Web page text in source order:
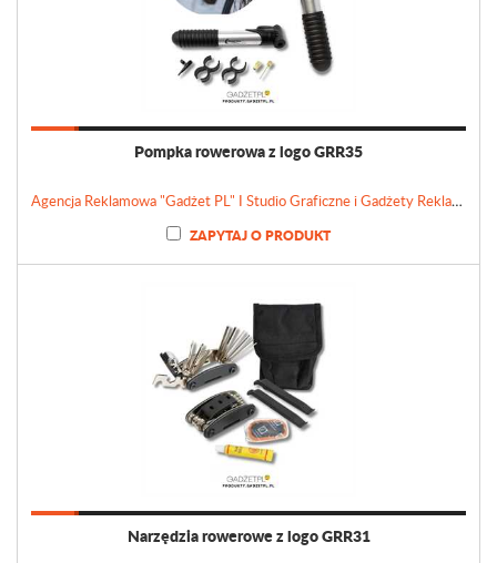
Pompka rowerowa z logo GRR35
Agencja Reklamowa "Gadżet PL" I Studio Graficzne i Gadżety Reklamowe
ZAPYTAJ O PRODUKT
Narzędzia rowerowe z logo GRR31